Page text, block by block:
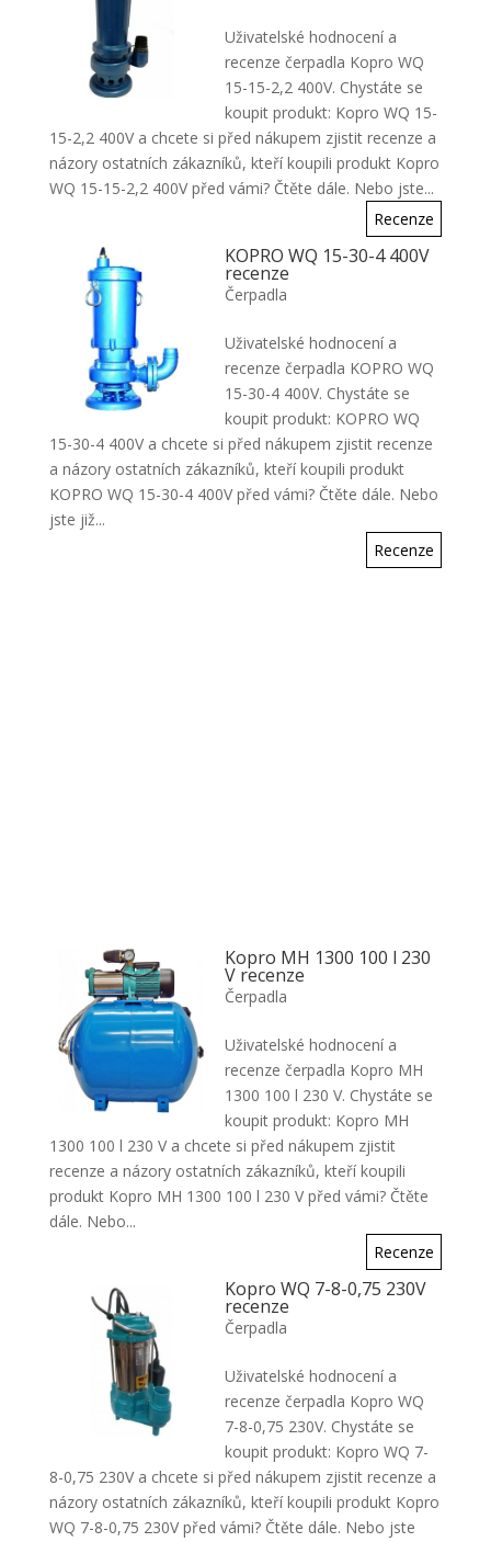
Uživatelské hodnocení a
recenze čerpadla Kopro WQ
15-15-2,2 400V. Chystáte se
koupit produkt: Kopro WQ 15-
15-2,2 400V a chcete si před nákupem zjistit recenze a
názory ostatních zákazníků, kteří koupili produkt Kopro
WQ 15-15-2,2 400V před vámi? Čtěte dále. Nebo jste...
Recenze
KOPRO WQ 15-30-4 400V
recenze
Čerpadla
Uživatelské hodnocení a
recenze čerpadla KOPRO WQ
15-30-4 400V. Chystáte se
koupit produkt: KOPRO WQ
15-30-4 400V a chcete si před nákupem zjistit recenze
a názory ostatních zákazníků, kteří koupili produkt
KOPRO WQ 15-30-4 400V před vámi? Čtěte dále. Nebo
jste již...
Recenze
Kopro MH 1300 100 l 230
V recenze
Čerpadla
Uživatelské hodnocení a
recenze čerpadla Kopro MH
1300 100 l 230 V. Chystáte se
koupit produkt: Kopro MH
1300 100 l 230 V a chcete si před nákupem zjistit
recenze a názory ostatních zákazníků, kteří koupili
produkt Kopro MH 1300 100 l 230 V před vámi? Čtěte
dále. Nebo...
Recenze
Kopro WQ 7-8-0,75 230V
recenze
Čerpadla
Uživatelské hodnocení a
recenze čerpadla Kopro WQ
7-8-0,75 230V. Chystáte se
koupit produkt: Kopro WQ 7-
8-0,75 230V a chcete si před nákupem zjistit recenze a
názory ostatních zákazníků, kteří koupili produkt Kopro
WQ 7-8-0,75 230V před vámi? Čtěte dále. Nebo jste